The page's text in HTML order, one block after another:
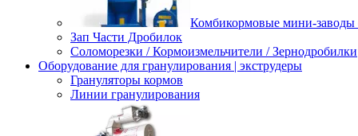
Комбикормовые мини-
Зап Части Дробилок
Соломорезки / Кормоизмельчители / Зернодробилки
Оборудование для гранулирования | экструдеры
Грануляторы кормов
Линии гранулирования